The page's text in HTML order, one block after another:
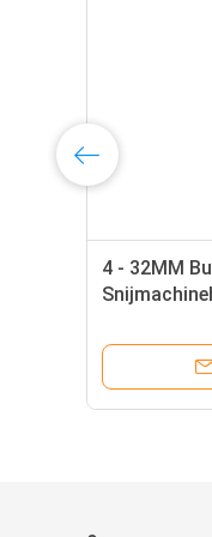
4 - 32MM